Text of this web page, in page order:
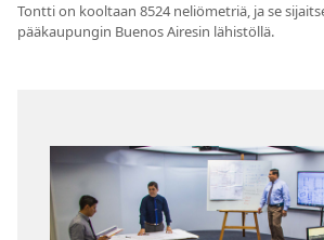
Tontti on kooltaan 8524 neliömetriä, ja se
pääkaupungin Buenos Airesin lähistöllä.